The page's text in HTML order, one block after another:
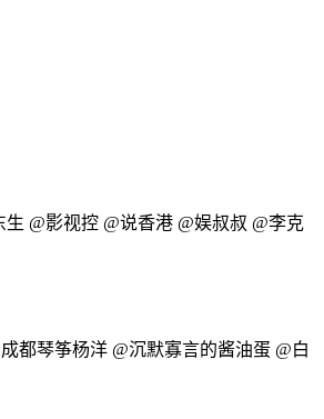
@影视控 @说香港 @娱叔叔 @李克
都琴筝杨洋 @沉默寡言的酱油蛋 @白